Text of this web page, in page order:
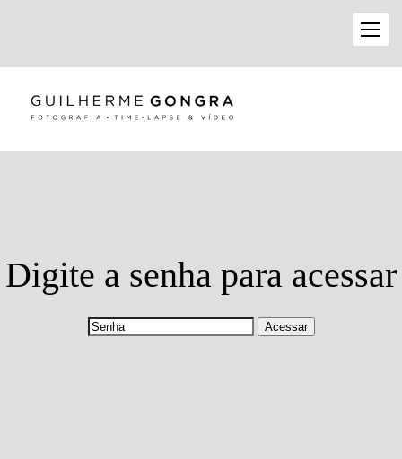
Digite a senha para acessar
Acessar